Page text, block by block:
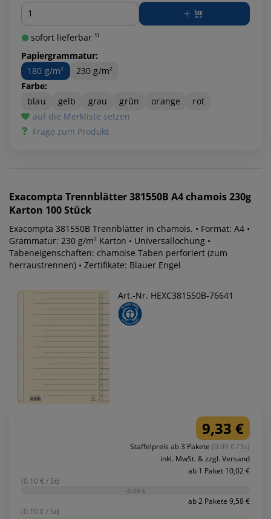
Menge
sofort lieferbar ¹⁾
Papiergrammatur:
180 g/m²
230 g/m²
Farbe:
blau
gelb grau grün orange
rot
auf die Merkliste setzen
Frage zum Produkt
Exacompta Trennblätter 381550B A4 chamois 230g
Karton 100 Stück
Exacompta 381550B Trennblätter in chamois. • Format: A4 •
Grammatur: 230 g/m² Karton • Universallochung •
Tabeneigenschaften: chamoise Taben perforiert (zum
herraustrennen) • Zertifikate: Blauer Engel
Art.-Nr. HEXC381550B-76641
9,33 €
Staffelpreis ab 3 Pakete (0.09 € / St)
inkl. MwSt. & zzgl. Versand
ab 1 Paket 10,02 €
(0.10 € / St)
-0,00 €
ab 2 Pakete 9,58 €
(0.10 € / St)